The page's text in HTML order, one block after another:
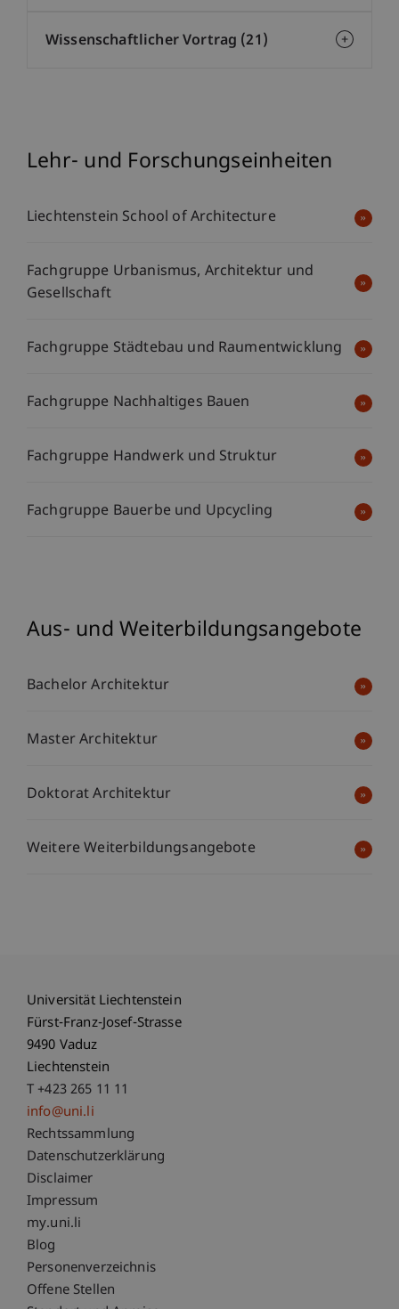
Wissenschaftlicher Vortrag (21)
Lehr- und Forschungseinheiten
Liechtenstein School of Architecture
Fachgruppe Urbanismus, Architektur und
Gesellschaft
Fachgruppe Städtebau und Raumentwicklung
Fachgruppe Nachhaltiges Bauen
Fachgruppe Handwerk und Struktur
Fachgruppe Bauerbe und Upcycling
Aus- und Weiterbildungsangebote
Bachelor Architektur
Master Architektur
Doktorat Architektur
Weitere Weiterbildungsangebote
Universität Liechtenstein
Fürst-Franz-Josef-Strasse
9490 Vaduz
Liechtenstein
T +423 265 11 11
info@uni.li
Fußzeile Rechtliche Hinweise
Rechtssammlung
Datenschutzerklärung
Disclaimer
Impressum
Fußzeile Subdomain-Verzeichnis
my.uni.li
Blog
Personenverzeichnis
Offene Stellen